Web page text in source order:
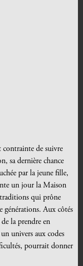
contrainte de suivre
sa dernière chance
par la jeune fille,
un jour la Maison
qui prône
générations. Aux côtés
la prendre en
univers aux codes
pourrait donner